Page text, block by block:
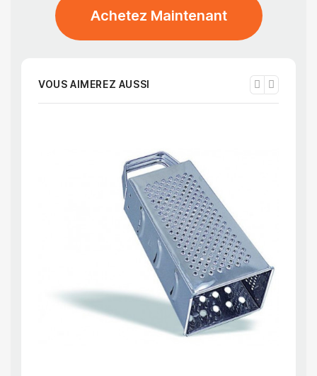
Achetez Maintenant
VOUS AIMEREZ AUSSI